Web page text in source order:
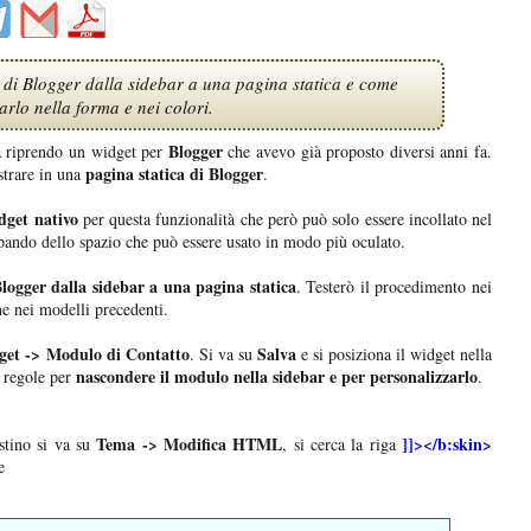
Blogger dalla sidebar a una pagina statica e come
nella forma e nei colori.
un widget per Bloggerche avevo già proposto diversi anni fa.
in una pagina statica di Blogger.
nativo per questa funzionalità che però può solo essere incollato nel
dello spazio che può essere usato in modo più oculato.
dalla sidebar a una pagina statica. Testerò il procedimento nei
nei modelli precedenti.
-> Modulo di Contatto. Si va suSalvae si posiziona il widget nella
per nascondere il modulo nella sidebar e per personalizzarlo.
si va suTema -> Modifica HTML, si cerca la riga]]></b:skin>